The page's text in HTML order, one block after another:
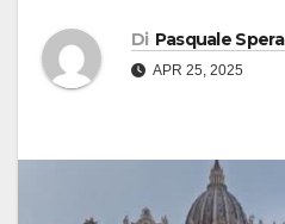
Di Pasquale Spera
APR 25, 2025